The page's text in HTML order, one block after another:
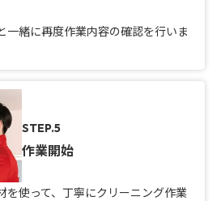
一緒に再度作業内容の確認を行いま
STEP.5
作業開始
を使って、丁寧にクリーニング作業